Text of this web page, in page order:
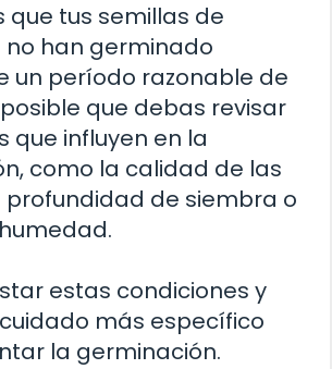
que tus semillas de
no han germinado
un período razonable de
que debas revisar
que influyen en la
como la calidad de las
profundidad de siembra o
estas condiciones y
más específico
la germinación.